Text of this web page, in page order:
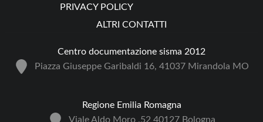
PRIVACY POLICY
ALTRI CONTATTI
Centro documentazione sisma 2012
Piazza Giuseppe Garibaldi 16, 41037 Mirandola MO
Regione Emilia Romagna
Viale Aldo Moro ,52 40127 Bologna